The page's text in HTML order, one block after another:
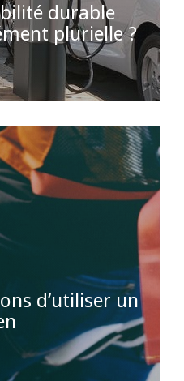
durable
plurielle ?
d’utiliser un